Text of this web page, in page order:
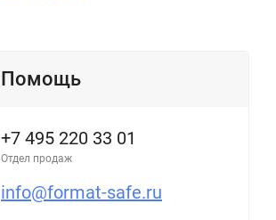
BS M14
Сейф Wertheim
Помощь
+7 495 220 33 01
Отдел продаж
info@format-safe.ru